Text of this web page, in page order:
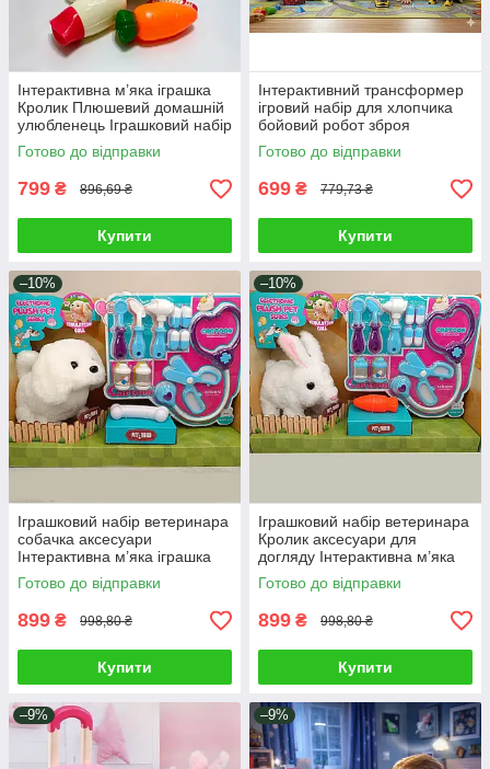
Інтерактивна м’яка іграшка
Кролик Плюшевий домашній
улюбленець Іграшковий набір
рухомий зайчик з
аксесуарами
Готово до відправки
799 ₴ 896,69 ₴
Купити
Інтерактивний трансформер
ігровий набір для хлопчика
бойовий робот зброя
машинка 2 види Оптімус
Прайм Бамблбі
Готово до відправки
699 ₴ 779,73 ₴
Купити
–10%
Іграшковий набір ветеринара
собачка аксесуари
Інтерактивна м’яка іграшка
Щеня Плюшевий улюбленець
ходить гавкає
Готово до відправки
899 ₴ 998,80 ₴
Купити
–10%
Іграшковий набір ветеринара
Кролик аксесуари для
догляду Інтерактивна м’яка
іграшка зайчик Плюшевий
улюбленець
Готово до відправки
899 ₴ 998,80 ₴
Купити
–9% –9%